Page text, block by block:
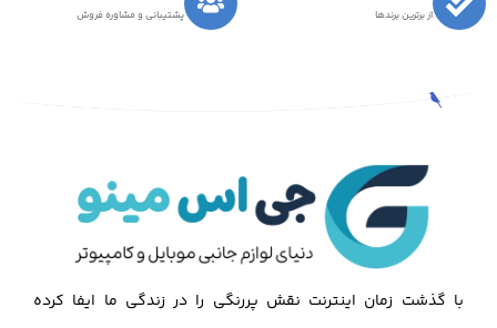
از برترین برندها پشتیبانی و مشاوره فروش
با گذشت زمان اینترنت نقش پررنگی را در زندگی ما ایفا کرده